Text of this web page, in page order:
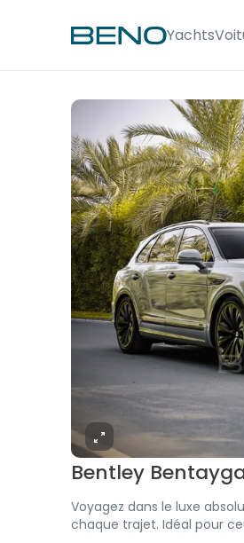
Yachts
Bentley
Voyagez dans le luxe
chaque trajet. Idéal pour